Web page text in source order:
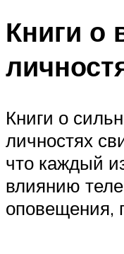
Книги о
Книги о
личностях
что каждый
влиянию
оповещения,